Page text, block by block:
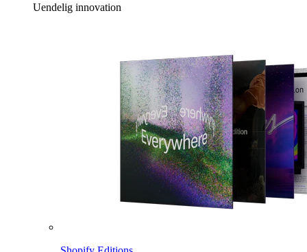
Uendelig innovation